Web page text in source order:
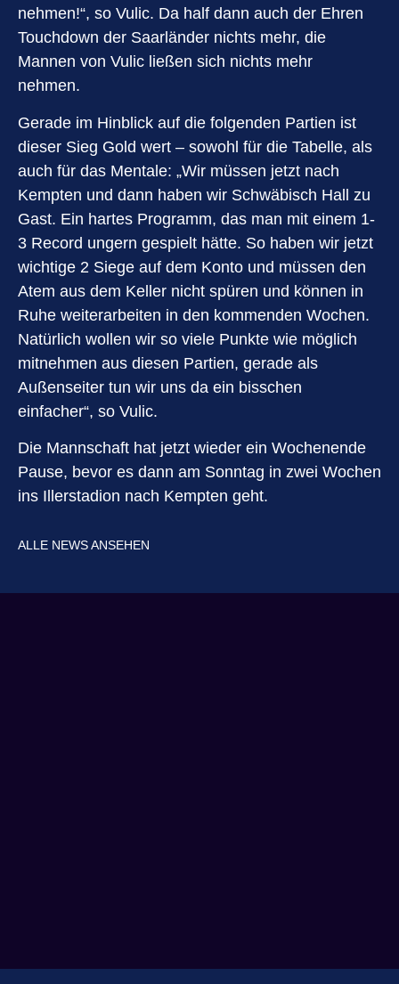
nehmen!“, so Vulic. Da half dann auch der Ehren
Touchdown der Saarländer nichts mehr, die
Mannen von Vulic ließen sich nichts mehr
nehmen.
Gerade im Hinblick auf die folgenden Partien ist
dieser Sieg Gold wert – sowohl für die Tabelle, als
auch für das Mentale: „Wir müssen jetzt nach
Kempten und dann haben wir Schwäbisch Hall zu
Gast. Ein hartes Programm, das man mit einem 1-
3 Record ungern gespielt hätte. So haben wir jetzt
wichtige 2 Siege auf dem Konto und müssen den
Atem aus dem Keller nicht spüren und können in
Ruhe weiterarbeiten in den kommenden Wochen.
Natürlich wollen wir so viele Punkte wie möglich
mitnehmen aus diesen Partien, gerade als
Außenseiter tun wir uns da ein bisschen
einfacher“, so Vulic.
Die Mannschaft hat jetzt wieder ein Wochenende
Pause, bevor es dann am Sonntag in zwei Wochen
ins Illerstadion nach Kempten geht.
ALLE NEWS ANSEHEN